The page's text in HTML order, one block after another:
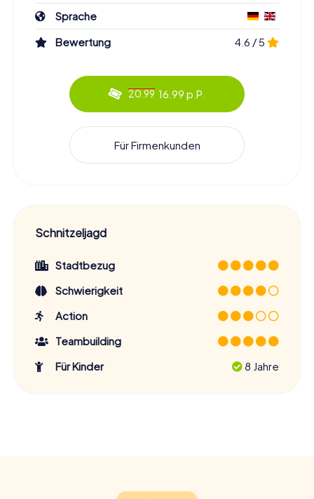
Sprache
Bewertung
4.6 / 5
20.99 16.99 p.P.
Für Firmenkunden
Schnitzeljagd
Stadtbezug
Schwierigkeit
Action
Teambuilding
Für Kinder
8 Jahre